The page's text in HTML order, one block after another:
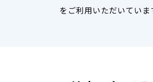
をご利用いただいていま